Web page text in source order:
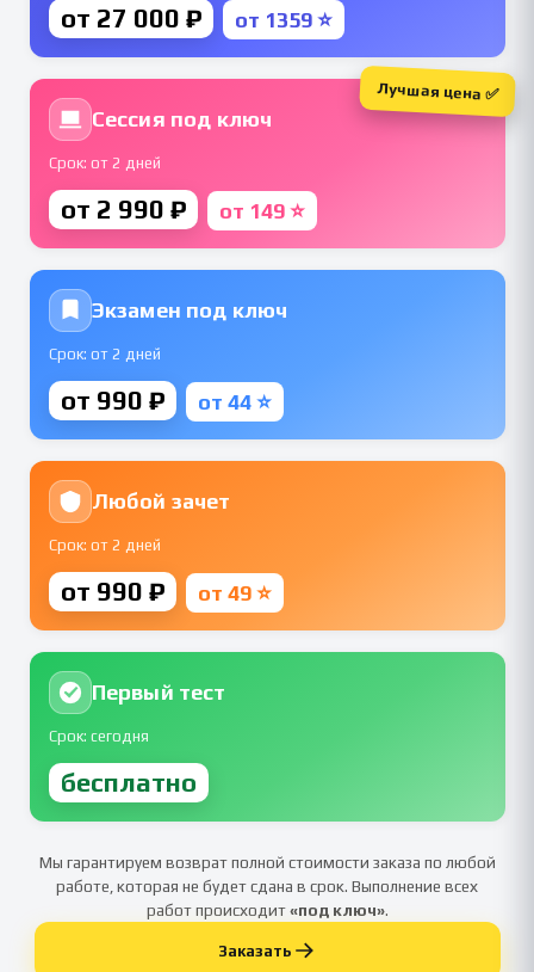
от 27 000 ₽ от 1359 ⭐
Сессия под ключ
Срок: от 2 дней
от 2 990 ₽ от 149 ⭐
Лучшая цена ✅
Экзамен под ключ
Срок: от 2 дней
от 990 ₽ от 44 ⭐
Любой зачет
Срок: от 2 дней
от 990 ₽ от 49 ⭐
Первый тест
Срок: сегодня
бесплатно
Мы гарантируем возврат полной стоимости заказа по любой
работе, которая не будет сдана в срок. Выполнение всех
работ происходит«под ключ».
Заказать